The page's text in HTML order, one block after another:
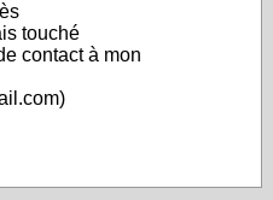
touché
contact à mon